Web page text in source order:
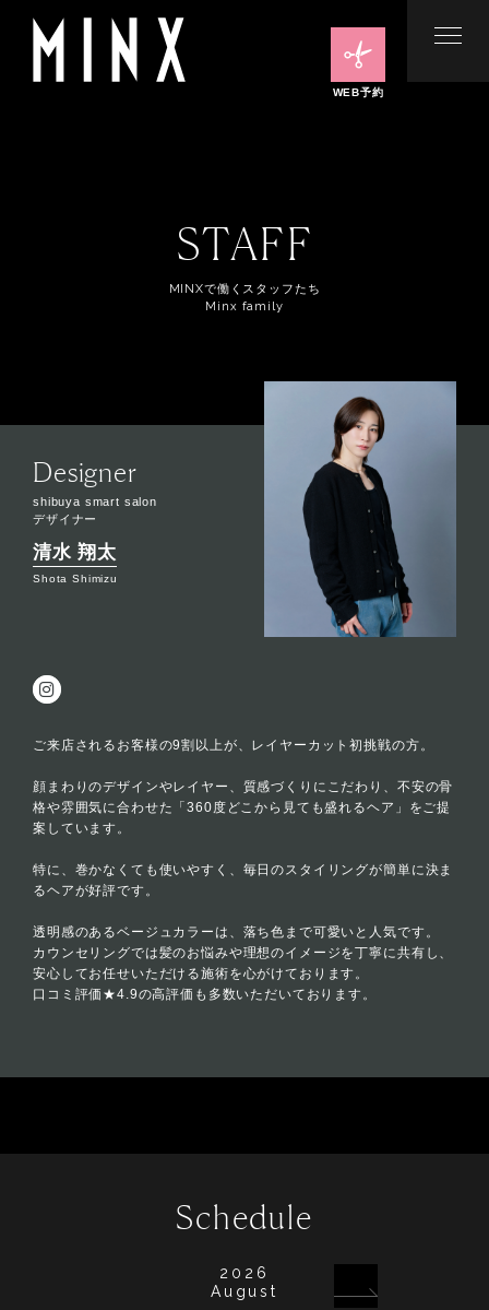
WEB予約
STAFF
MINXで働くスタッフたち
Minx family
Designer
shibuya smart salon
デザイナー
清水 翔太
Shota Shimizu
ご来店されるお客様の9割以上が、レイヤーカット初挑戦の方。
顔まわりのデザインやレイヤー、質感づくりにこだわり、不安の骨
格や雰囲気に合わせた「360度どこから見ても盛れるヘア」をご提
案しています。
特に、巻かなくても使いやすく、毎日のスタイリングが簡単に決ま
るヘアが好評です。
透明感のあるベージュカラーは、落ち色まで可愛いと人気です。
カウンセリングでは髪のお悩みや理想のイメージを丁寧に共有し、
安心してお任せいただける施術を心がけております。
口コミ評価★4.9の高評価も多数いただいております。
Schedule
2026
August